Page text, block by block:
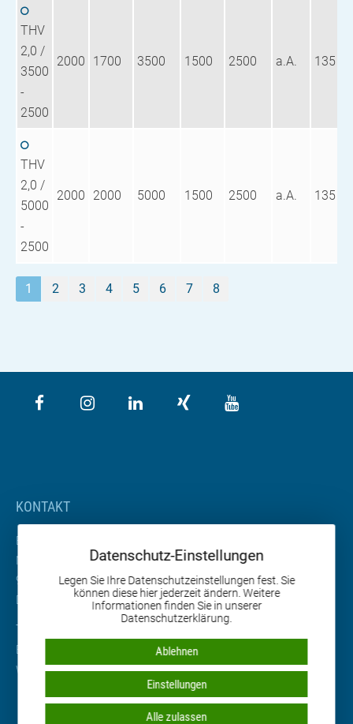
THV
2,0 /
3500
-
2500
2000 1700 3500 1500 2500 a.A. 135
THV
2,0 /
5000
-
2500
2000 2000 5000 1500 2500 a.A. 135
1 2 3 4 5 6 7 8
KONTAKT
BETA Maschinenbau GmbH & Co. KG
Nordhäuser Straße 2
99765 Heringen
Deutschland
Tel. +49 36333 666-0
Email
Web
www.beta-mb.de
Datenschutz-Einstellungen
Legen Sie Ihre Datenschutzeinstellungen fest. Sie
können diese hier jederzeit ändern. Weitere
Informationen finden Sie in unserer
Datenschutzerklärung.
Ablehnen
Einstellungen
Alle zulassen